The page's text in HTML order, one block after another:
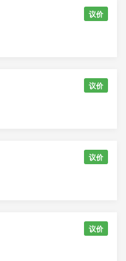
议价
议价
议价
议价